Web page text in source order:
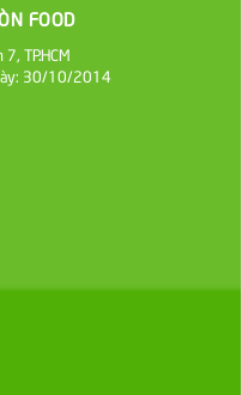
PET Hũ 450g
VND
FOOD
TP.HCM
30/10/2014